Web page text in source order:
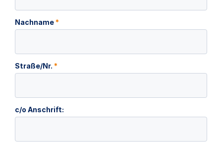
Nachname*
Straße/Nr. *
c/o Anschrift: